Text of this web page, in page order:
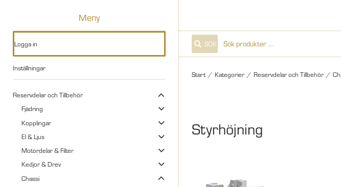
Meny
Logga in
Inställningar
Reservdelar och Tillbehör
Fjädring
Kopplingar
El & Ljus
Motordelar & Filter
Kedjor & Drev
Chassi
SÖK
Start / Kategorier / Reservdelar och Tillbehör /
Styrhöjning